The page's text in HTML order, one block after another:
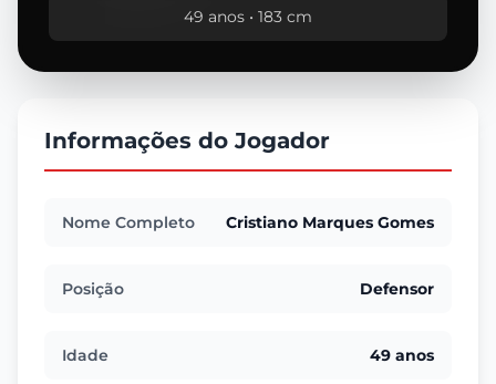
49 anos • 183 cm
Informações do Jogador
Nome Completo Cristiano Marques Gomes
Posição Defensor
Idade 49 anos